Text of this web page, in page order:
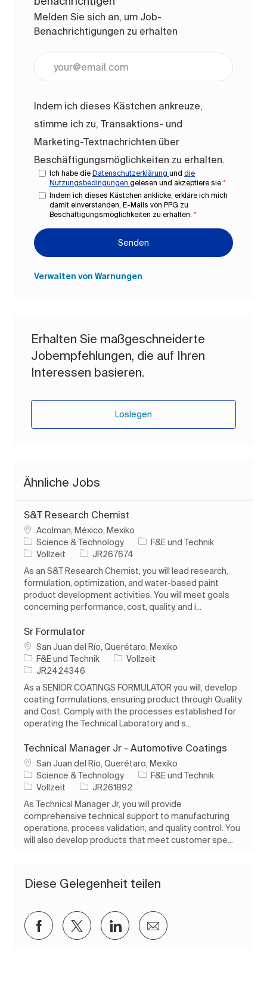
Melden Sie sich an, um Job-
Benachrichtigungen zu erhalten
Indem ich dieses Kästchen ankreuze,
stimme ich zu, Transaktions- und
Marketing-Textnachrichten über
Beschäftigungsmöglichkeiten zu erhalten.
Ich habe die Datenschutzerklärung und die
Nutzungsbedingungen gelesen und akzeptiere sie *
Indem ich dieses Kästchen anklicke, erkläre ich mich
damit einverstanden, E-Mails von PPG zu
Beschäftigungsmöglichkeiten zu erhalten. *
Senden
Verwalten von Warnungen
Erhalten Sie maßgeschneiderte
Jobempfehlungen, die auf Ihren
Interessen basieren.
Loslegen
Ähnliche Jobs
S&T Research Chemist
Ort Acolman, México, Mexiko
Science & Technology
Kategorie
F&E und Technik
Auftragstyp
Vollzeit Auftrags-ID
JR267674
As an S&T Research Chemist, you will lead research,
formulation, optimization, and water-based paint
product development activities. You will meet goals
concerning performance, cost, quality, and i...
Sr Formulator
Ort San Juan del Río, Querétaro, Mexiko
Kategorie
F&E und Technik Auftragstyp
Vollzeit
Auftrags-ID
JR2424346
As a SENIOR COATINGS FORMULATOR you will, develop
coating formulations, ensuring product through Quality
and Cost. Comply with the processes established for
operating the Technical Laboratory and s...
Technical Manager Jr - Automotive Coatings
Ort San Juan del Río, Querétaro, Mexiko
Science & Technology
Kategorie
F&E und Technik
Auftragstyp
Vollzeit Auftrags-ID
JR261892
As Technical Manager Jr, you will provide
comprehensive technical support to manufacturing
operations, process validation, and quality control. You
will also develop products that meet customer spe...
Diese Gelegenheit teilen
Über Facebook teilen
Über Twitter teilen
Über LinkedIn teilen
Per E-Mail teilen